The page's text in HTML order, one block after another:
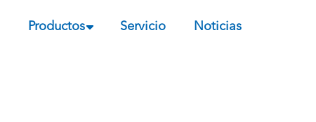
Productos Servicio Noticias